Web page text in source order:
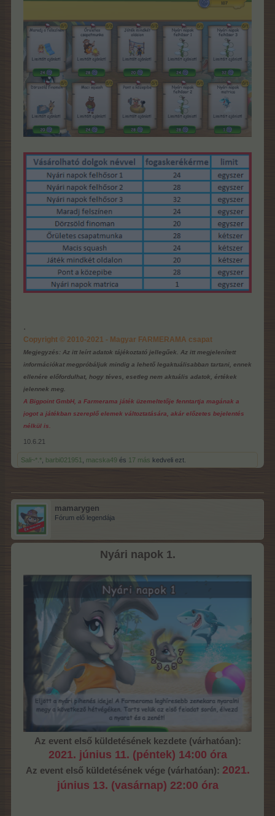
.
Copyright © 2010-2021 - Magyar FARMERAMA csapat
Megjegyzés: Az itt leírt adatok tájékoztató jellegűek. Az itt megjelenített
információkat megpróbáljuk mindig a lehető legaktuálisabban tartani, ennek
ellenére előfordulhat, hogy téves, esetleg nem aktuális adatok, értékek
jelennek meg.
A Bigpoint GmbH, a Farmerama játék üzemeltetője fenntartja magának a
jogot a játékban szereplő elemek változtatására, akár előzetes bejelentés
nélkül is.
10.6.21
Sali~*.* barbi021951 macska49 és 17 más kedveli ezt.
mamarygen
Fórum elő legendája
Nyári napok 1.
Az event első küldetésének kezdete (várhatóan):
2021. június 11. (péntek) 14:00 óra
Az event első küldetésének vége (várhatóan): 2021.
június 13. (vasárnap) 22:00 óra